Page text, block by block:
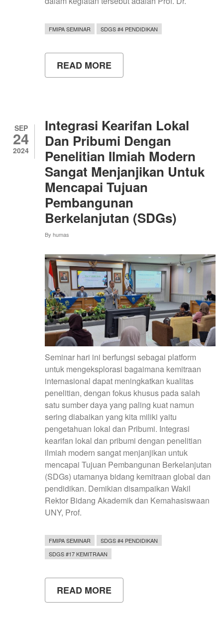
FMIPA SEMINAR SDGS #4 PENDIDIKAN
READ MORE
STEM
REFLEKSI
CALON
PENELITI
DAN
PEMIMPIN
PEREMPUAN
SEP
24
2024
Integrasi Kearifan Lokal
Dan Pribumi Dengan
Penelitian Ilmiah Modern
Sangat Menjanjikan Untuk
Mencapai Tujuan
Pembangunan
Berkelanjutan (SDGs)
By humas
Seminar hari ini berfungsi sebagai platform
untuk mengeksplorasi bagaimana kemitraan
internasional dapat meningkatkan kualitas
penelitian, dengan fokus khusus pada salah
satu sumber daya yang paling kuat namun
sering diabaikan yang kita miliki yaitu
pengetahuan lokal dan Pribumi. Integrasi
kearifan lokal dan pribumi dengan penelitian
ilmiah modern sangat menjanjikan untuk
mencapai Tujuan Pembangunan Berkelanjutan
(SDGs) utamanya bidang kemitraan global dan
pendidikan. Demikian disampaikan Wakil
Rektor Bidang Akademik dan Kemahasiswaan
UNY, Prof.
FMIPA SEMINAR
SDGS #4 PENDIDIKAN
SDGS #17 KEMITRAAN
READ MORE
INTEGRASI